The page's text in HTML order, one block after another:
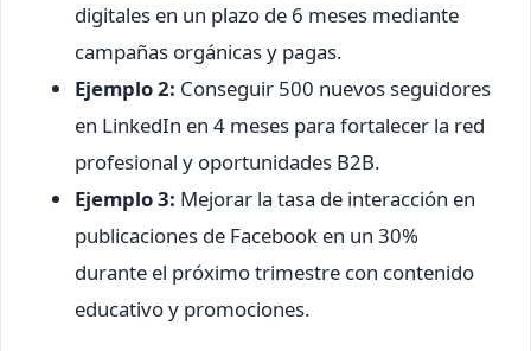
digitales en un plazo de 6 meses mediante
campañas orgánicas y pagas.
Ejemplo 2: Conseguir 500 nuevos seguidores
en LinkedIn en 4 meses para fortalecer la red
profesional y oportunidades B2B.
Ejemplo 3: Mejorar la tasa de interacción en
publicaciones de Facebook en un 30%
durante el próximo trimestre con contenido
educativo y promociones.